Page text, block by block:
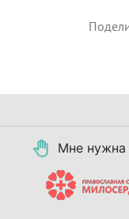
Мне